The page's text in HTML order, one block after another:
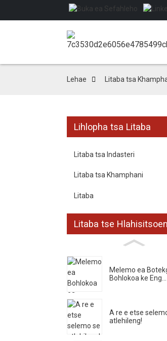
Lehae Litaba tsa
Lihlopha tsa Litaba
Litaba tsa Indasteri
Litaba tsa Khamphani
Litaba
Litaba tse
Melemo ea
Bohlokoa ke Eng...
A re e etse
atlehileng!